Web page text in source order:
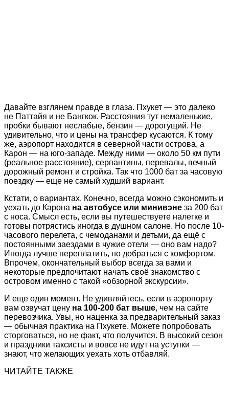
Давайте взглянем правде в глаза. Пхукет — это далеко
не Паттайя и не Бангкок. Расстояния тут немаленькие,
пробки бывают неслабые, бензин — дорогущий. Не
удивительно, что и цены на трансфер кусаются. К тому
же, аэропорт находится в северной части острова, а
Карон — на юго-западе. Между ними — около 50 км пути
(реальное расстояние), серпантины, перевалы, вечный
дорожный ремонт и стройка. Так что 1000 бат за часовую
поездку — еще не самый худший вариант.
Кстати, о вариантах. Конечно, всегда можно сэкономить и
уехать до Карона на автобусе или минивэне за 200 бат
с носа. Смысл есть, если вы путешествуете налегке и
готовы потрястись иногда в душном салоне. Но после 10-
часового перелета, с чемоданами и детьми, да ещё с
постоянными заездами в чужие отели — оно вам надо?
Иногда лучше переплатить, но добраться с комфортом.
Впрочем, окончательный выбор всегда за вами и
некоторые предпочитают начать своё знакомство с
островом именно с такой «обзорной экскурсии».
И еще один момент. Не удивляйтесь, если в аэропорту
вам озвучат цену на 100-200 бат выше, чем на сайте
перевозчика. Увы, но наценка за предварительный заказ
— обычная практика на Пхукете. Можете попробовать
сторговаться, но не факт, что получится. В высокий сезон
и праздники таксисты и вовсе не идут на уступки —
знают, что желающих уехать хоть отбавляй.
ЧИТАЙТЕ ТАКЖЕ